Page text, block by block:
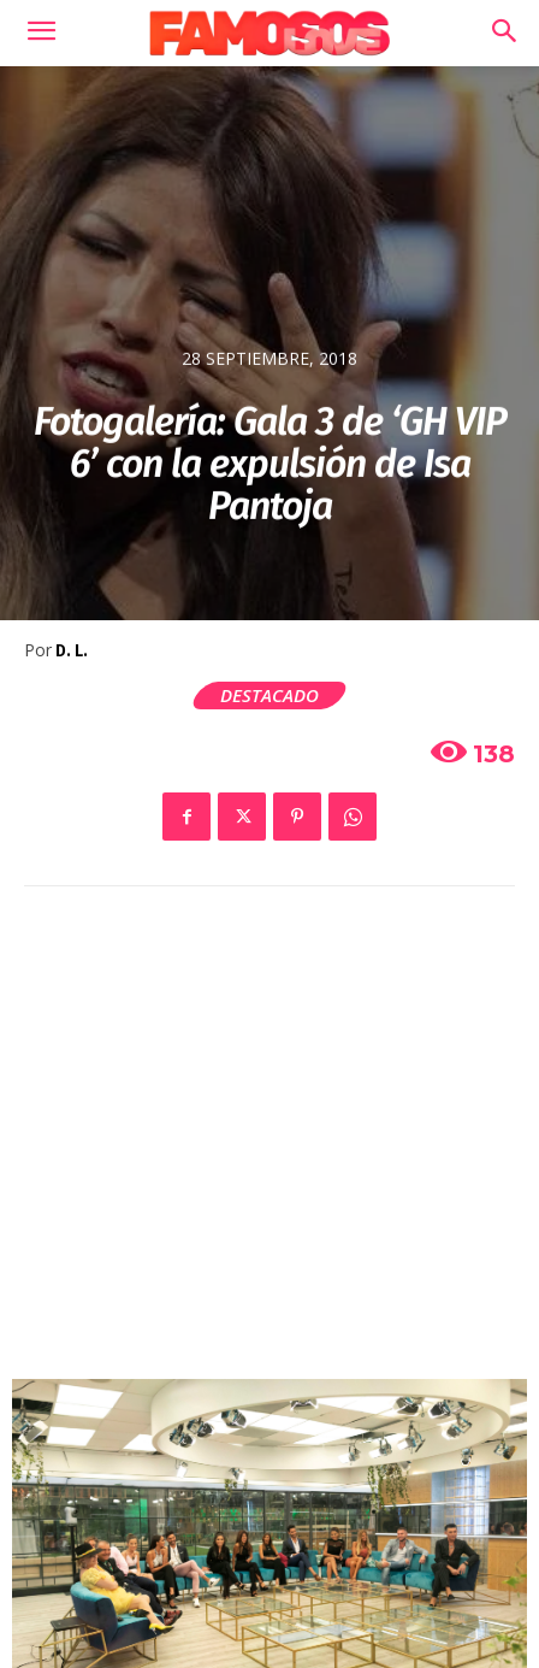
28 SEPTIEMBRE, 2018
Fotogalería: Gala 3 de ‘GH VIP
6’ con la expulsión de Isa
Pantoja
Por D. L.
DESTACADO
138